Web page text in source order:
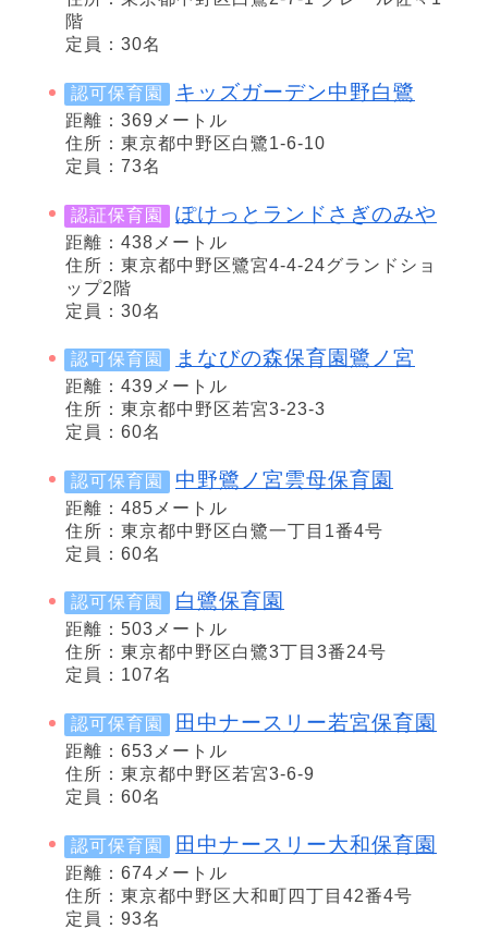
階
定員：30名
認可保育園 キッズガーデン中野白鷺
距離：369メートル
住所：東京都中野区白鷺1-6-10
定員：73名
認証保育園 ぽけっとランドさぎのみや
距離：438メートル
住所：東京都中野区鷺宮4-4-24グランドショ
ップ2階
定員：30名
認可保育園 まなびの森保育園鷺ノ宮
距離：439メートル
住所：東京都中野区若宮3-23-3
定員：60名
認可保育園 中野鷺ノ宮雲母保育園
距離：485メートル
住所：東京都中野区白鷺一丁目1番4号
定員：60名
認可保育園 白鷺保育園
距離：503メートル
住所：東京都中野区白鷺3丁目3番24号
定員：107名
認可保育園 田中ナースリー若宮保育園
距離：653メートル
住所：東京都中野区若宮3-6-9
定員：60名
認可保育園 田中ナースリー大和保育園
距離：674メートル
住所：東京都中野区大和町四丁目42番4号
定員：93名